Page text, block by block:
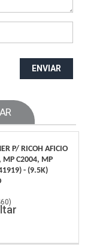
ENVIAR
P/ RICOH AFICIO
MP C2004, MP
- (9.5K)
)